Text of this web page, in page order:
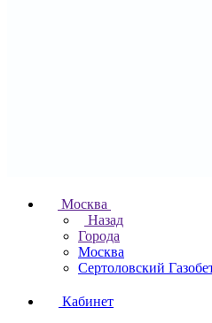
Москва
Назад
Города
Москва
Сертоловский
Кабинет